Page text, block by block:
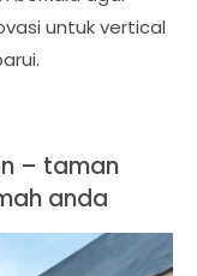
untuk vertical
– taman
anda